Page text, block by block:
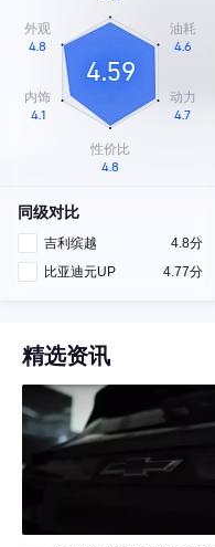
同级对比
吉利缤越
4.8分
比亚迪元UP
4.77分
精选资讯